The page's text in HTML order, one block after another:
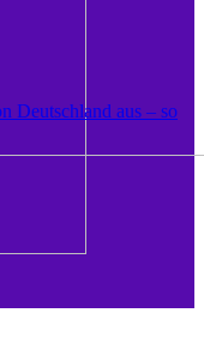
Deutschland aus – so